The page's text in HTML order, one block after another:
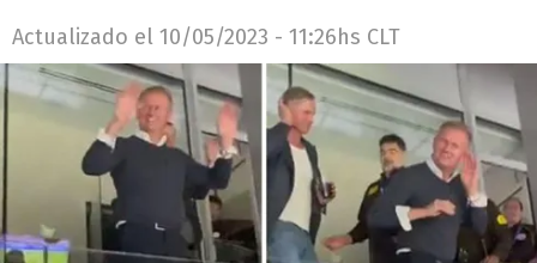
Actualizado el 10/05/2023 - 11:26hs CLT